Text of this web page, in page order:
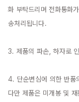
화 부탁드리며 전화통화
송처리됩니다.
3. 제품의 파손, 하자로
4. 단순변심에 의한 반품
다만 제품은 미개봉 및